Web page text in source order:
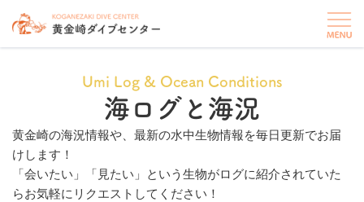
Umi Log & Ocean Conditions
海ログと海況
黄金崎の海況情報や、最新の水中生物情報を毎日更新でお届
けします！
「会いたい」「見たい」という生物がログに紹介されていた
らお気軽にリクエストしてください！